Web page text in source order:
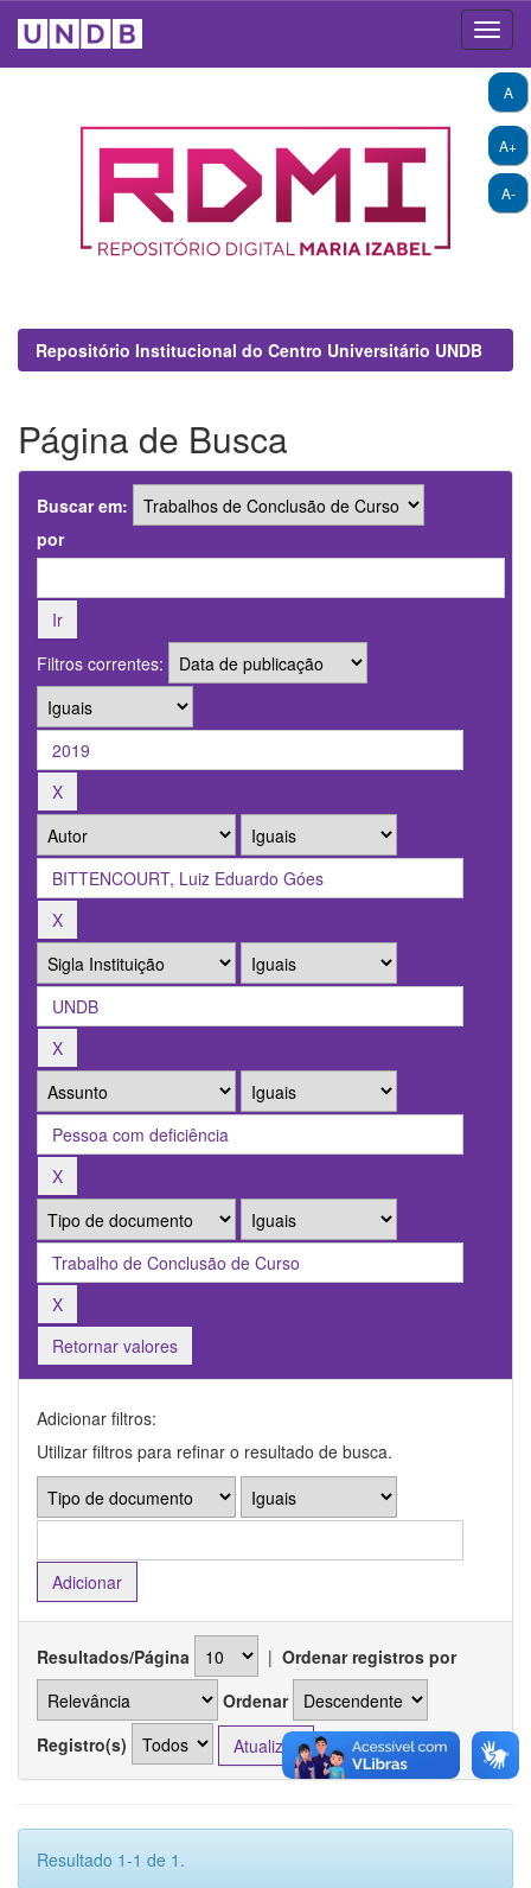
A+
A-
A
Repositório Institucional do Centro Universitário UNDB
Página de Busca
Buscar em:
por
Filtros correntes:
Retornar valores
Adicionar filtros:
Utilizar filtros para refinar o resultado de busca.
Resultados/Página | Ordenar registros por
Ordenar
Registro(s)
Resultado 1-1 de 1.